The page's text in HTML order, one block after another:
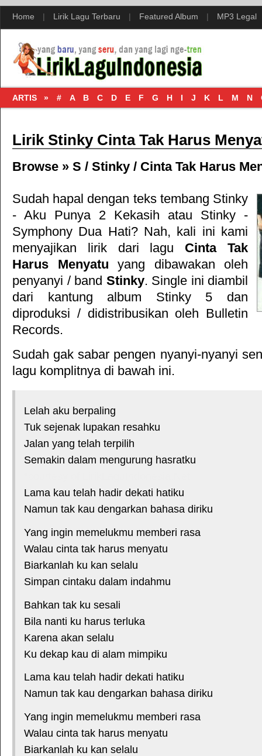
Home | Lirik Lagu Terbaru | Featured Album | MP3 Legal
ARTIS » # A B C D E F G H I J K L M N
Lirik Stinky Cinta Tak Harus
Browse » S / Stinky / Cinta Tak Harus
Sudah hapal dengan teks tembang Stinky
- Aku Punya 2 Kekasih atau Stinky -
Symphony Dua Hati? Nah, kali ini kami
menyajikan lirik dari lagu Cinta Tak
Harus Menyatu yang dibawakan oleh
penyanyi / band Stinky. Single ini diambil
dari kantung album Stinky 5 dan
diproduksi / didistribusikan oleh Bulletin
Records.
Sudah gak sabar pengen nyanyi-nyanyi
lagu komplitnya di bawah ini.
Lelah aku berpaling
Tuk sejenak lupakan resahku
Jalan yang telah terpilih
Semakin dalam mengurung hasratku
Lama kau telah hadir dekati hatiku
Namun tak kau dengarkan bahasa diriku
Yang ingin memelukmu memberi rasa
Walau cinta tak harus menyatu
Biarkanlah ku kan selalu
Simpan cintaku dalam indahmu
Bahkan tak ku sesali
Bila nanti ku harus terluka
Karena akan selalu
Ku dekap kau di alam mimpiku
Lama kau telah hadir dekati hatiku
Namun tak kau dengarkan bahasa diriku
Yang ingin memelukmu memberi rasa
Walau cinta tak harus menyatu
Biarkanlah ku kan selalu